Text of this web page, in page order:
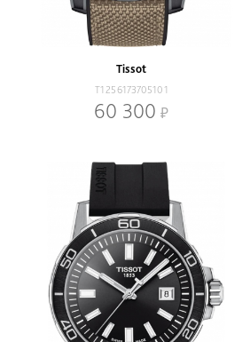
Tissot
T1256173705101
60 300